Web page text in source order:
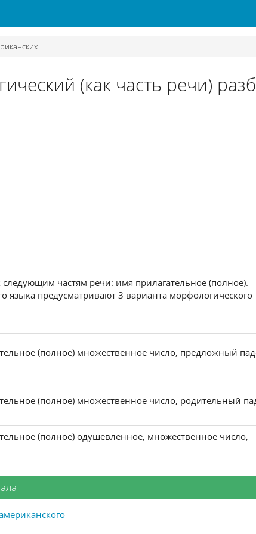
(как часть речи)
следующим частям речи: имя прилагательное (полное).
языка предусматривают 3 варианта морфологического
(полное) множественное число, предложный
(полное) множественное число, родительный
(полное) одушевлённое, множественное число,